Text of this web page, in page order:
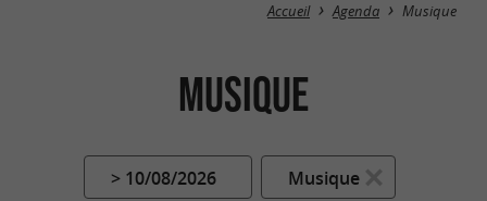
Accueil Agenda Musique
Musique
> 10/08/2026 Musique